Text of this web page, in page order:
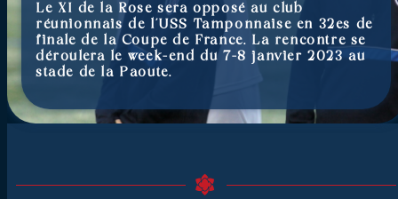
Le XI de la Rose sera opposé au club
réunionnais de l’USS Tamponnaise en 32es de
finale de la Coupe de France. La rencontre se
déroulera le week-end du 7-8 janvier 2023 au
stade de la Paoute.